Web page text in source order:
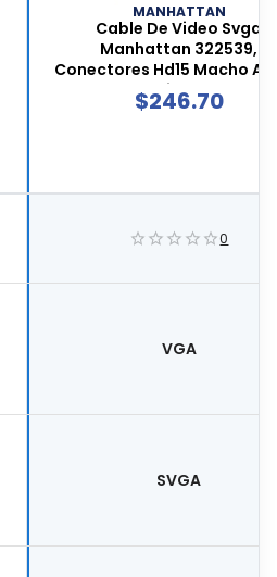
MANHATTAN
Cable De Video Svga
Manhattan 322539,
Conectores Hd15 Macho A
Macho Con Filtros De
10 Metros De Largo,
$246.70
0
VGA
SVGA